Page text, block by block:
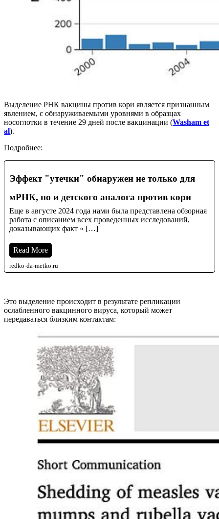
Выделение РНК вакцины против кори является признанным
явлением, с обнаруживаемыми уровнями в образцах
носоглотки в течение 29 дней после вакцинации (Washam et
al).
Подробнее:
Эффект "утечки" обнаружен не только для
мРНК, но и детского аналога против кори
Еще в августе 2024 года нами была представлена обзорная
работа с описанием всех проведенных исследований,
доказывающих факт « […]
Read More
redko-da-metko.ru
Это выделение происходит в результате репликации
ослабленного вакцинного вируса, который может
передаваться близким контактам: